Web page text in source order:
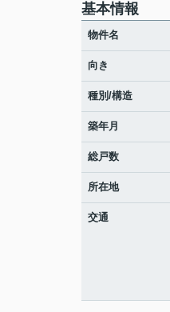
基本情報
物件名
向き
種別/構造
築年月
総戸数
所在地
交通